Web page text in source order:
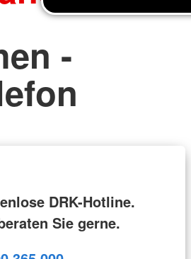
-
DRK-Hotline.
Sie gerne.